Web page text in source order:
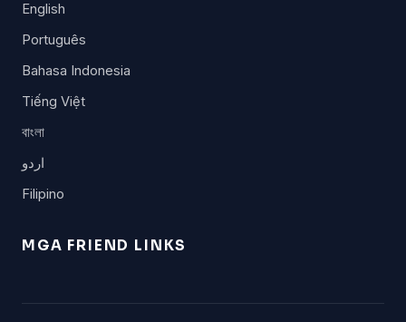
English
Português
Bahasa Indonesia
Tiếng Việt
বাংলা
اردو
Filipino
MGA FRIEND LINKS